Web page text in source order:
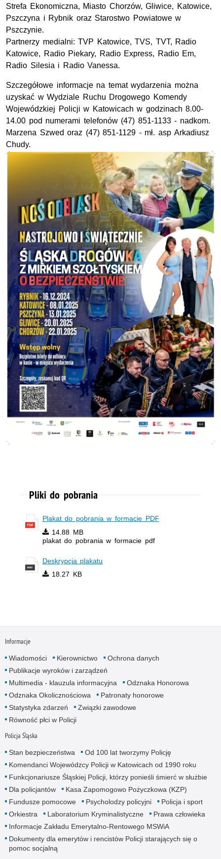
Strefa Ekonomiczna, Miasto Chorzów, Gliwice, Katowice,
Pszczyna i Rybnik oraz Starostwo Powiatowe w
Pszczynie.
Partnerzy medialni:TVP Katowice,TVS, TVT, Radio
Katowice, Radio Piekary, Radio Express, Radio Em,
Radio Silesia i Radio Vanessa.
Szczegółowe informacje na temat wydarzenia można
uzyskać w Wydziale Ruchu Drogowego Komendy
Wojewódzkiej Policji w Katowicach w godzinach 8.00-
14.00 pod numerami telefonów (47) 851-1133 - nadkom.
Marzena Szwed oraz (47) 851-1129 - mł. aspArkadiusz
Chudy.
Pliki do pobrania
Plakat do pobrania w formacie PDF
14.88 MB
plakat do pobrania w formacie pdf
Deskrypcja plakatu
18.27 KB
Informacje
Wiadomości Kierownictwo
Ochrona danych
Publikacje wyroków i zarządzeń
Multimedia - klauzula informacyjna
Odznaka Honorowa
Odznaka Okolicznościowa
Patronaty honorowe
Statystyka zdarzeń
Związki zawodowe
Równość płci w Policji
Policja Śląska
Stan bezpieczeństwa
Od 100 lat tworzymy Policję
Komendanci Wojewódzcy Policji w Katowicach od 1990 roku
Funkcjonariusze Śląskiej Policji, którzy ponieśli śmierć w służbie
Dla policjantów
Kasa Zapomogowo Pożyczkowa (KZP)
Fundusze pomocowe
Psycholodzy policyjni
Policja i sport
Orkiestra
Laboratorium Kryminalistyczne
Prawa człowieka
Informacje Zakładu Emerytalno-Rentowego MSWiA
Dokumenty dla emerytów i rencistów Policji starających się o
pomoc socjalną